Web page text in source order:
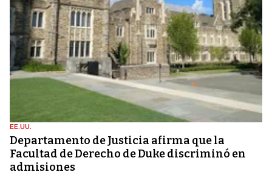
EE.UU.
Departamento de Justicia afirma que la
Facultad de Derecho de Duke discriminó en
admisiones